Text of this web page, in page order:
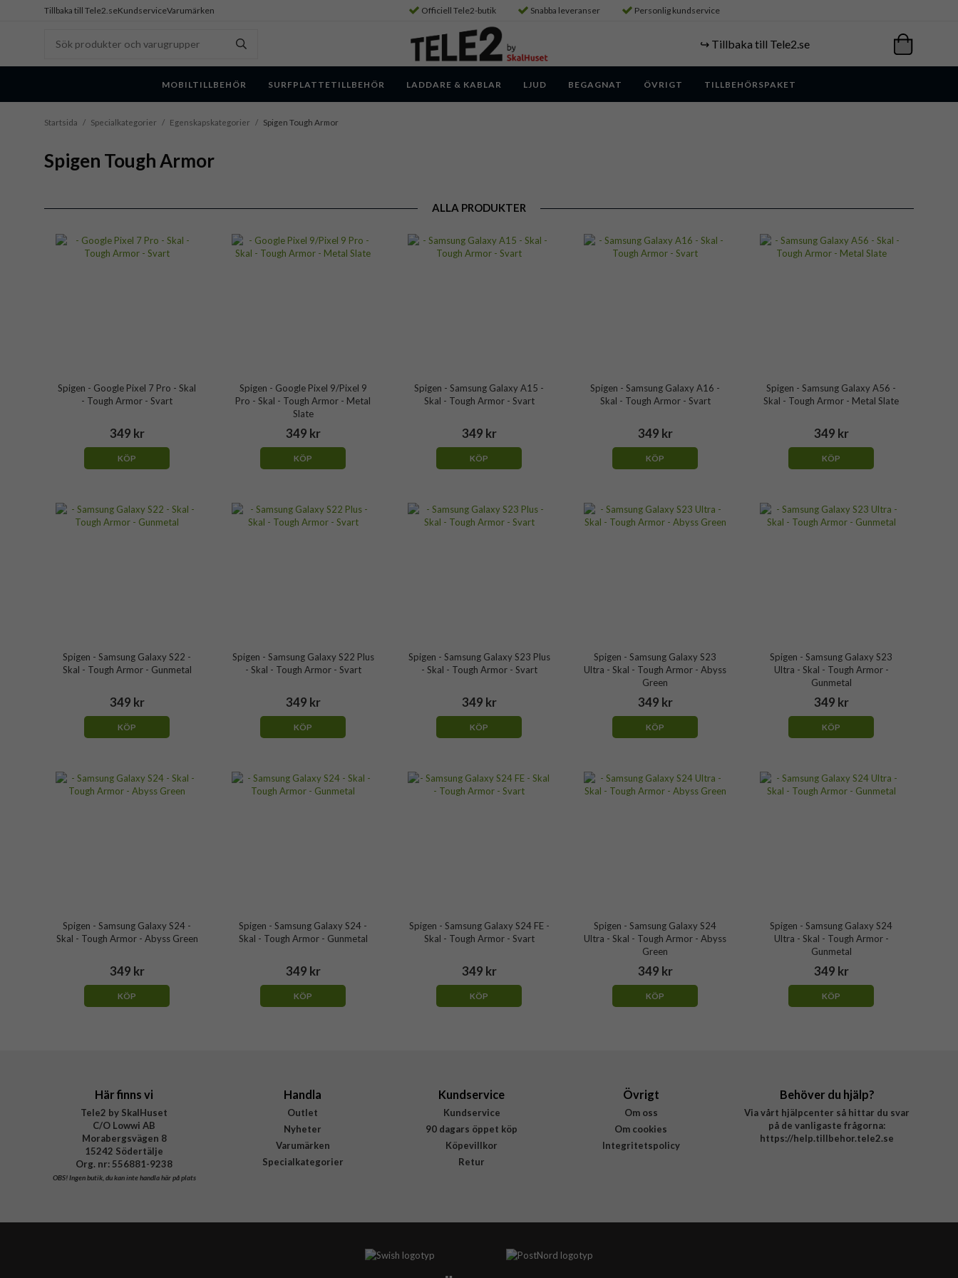
Tillbaka till Tele2.seKundserviceVarumärken Officiell Tele2-butik Snabba leveranser Personlig kundservice
↪️ Tillbaka till Tele2.se
MOBILTILLBEHÖR SURFPLATTETILLBEHÖR LADDARE & KABLAR LJUD BEGAGNAT ÖVRIGT TILLBEHÖRSPAKET
Startsida / Specialkategorier / Egenskapskategorier / Spigen Tough Armor
Spigen Tough Armor
ALLA PRODUKTER
Spigen - Google Pixel 7 Pro - Skal
- Tough Armor - Svart
349 kr
KÖP
Spigen - Google Pixel 9/Pixel 9
Pro - Skal - Tough Armor - Metal
Slate
349 kr
KÖP
Spigen - Samsung Galaxy A15 -
Skal - Tough Armor - Svart
349 kr
KÖP
Spigen - Samsung Galaxy A16 -
Skal - Tough Armor - Svart
349 kr
KÖP
Spigen - Samsung Galaxy A56 -
Skal - Tough Armor - Metal Slate
349 kr
KÖP
Spigen - Samsung Galaxy S22 -
Skal - Tough Armor - Gunmetal
349 kr
KÖP
Spigen - Samsung Galaxy S22 Plus
- Skal - Tough Armor - Svart
349 kr
KÖP
Spigen - Samsung Galaxy S23 Plus
- Skal - Tough Armor - Svart
349 kr
KÖP
Spigen - Samsung Galaxy S23
Ultra - Skal - Tough Armor - Abyss
Green
349 kr
KÖP
Spigen - Samsung Galaxy S23
Ultra - Skal - Tough Armor -
Gunmetal
349 kr
KÖP
Spigen - Samsung Galaxy S24 -
Skal - Tough Armor - Abyss Green
349 kr
KÖP
Spigen - Samsung Galaxy S24 -
Skal - Tough Armor - Gunmetal
349 kr
KÖP
Spigen - Samsung Galaxy S24 FE -
Skal - Tough Armor - Svart
349 kr
KÖP
Spigen - Samsung Galaxy S24
Ultra - Skal - Tough Armor - Abyss
Green
349 kr
KÖP
Spigen - Samsung Galaxy S24
Ultra - Skal - Tough Armor -
Gunmetal
349 kr
KÖP
Här finns vi
Tele2 by SkalHuset
C/O Lowwi AB
Morabergsvägen 8
15242 Södertälje
Org. nr: 556881-9238
OBS!Ingen butik, du kan inte handla här på plats
Handla
Outlet
Nyheter
Varumärken
Specialkategorier
Kundservice
Kundservice
90 dagars öppet köp
Köpevillkor
Retur
Övrigt
Om oss
Om cookies
Integritetspolicy
Behöver du hjälp?
Via vårt hjälpcenter så hittar du svar
på de vanligaste frågorna:
https://help.tillbehor.tele2.se